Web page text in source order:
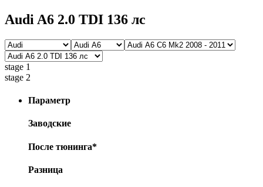
Audi A6 2.0 TDI 136 лс
stage 1
stage 2
Параметр
Заводские
После тюнинга*
Разница